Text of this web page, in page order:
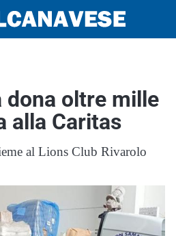
dona oltre mille
alla Caritas
al Lions Club Rivarolo